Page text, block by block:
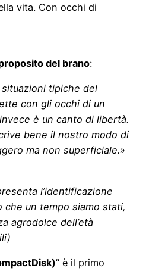
vita. Con occhi di
del brano:
tipiche del
con gli occhi di un
è un canto di libertà.
bene il nostro modo di
ma non superficiale.»
l’identificazione
che un tempo siamo stati,
agrodolce dell’età
” è il primo